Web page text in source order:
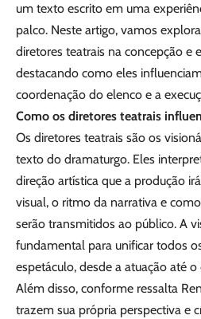
um texto escrito em uma
palco. Neste artigo, vamos
diretores teatrais na concepção e
destacando como eles
coordenação do elenco e a
Como os diretores teatrais
Os diretores teatrais são os
texto do dramaturgo. Eles
direção artística que a produção
visual, o ritmo da narrativa e
serão transmitidos ao público. A
fundamental para unificar todos
espetáculo, desde a atuação até
Além disso, conforme ressalta
trazem sua própria perspectiva e